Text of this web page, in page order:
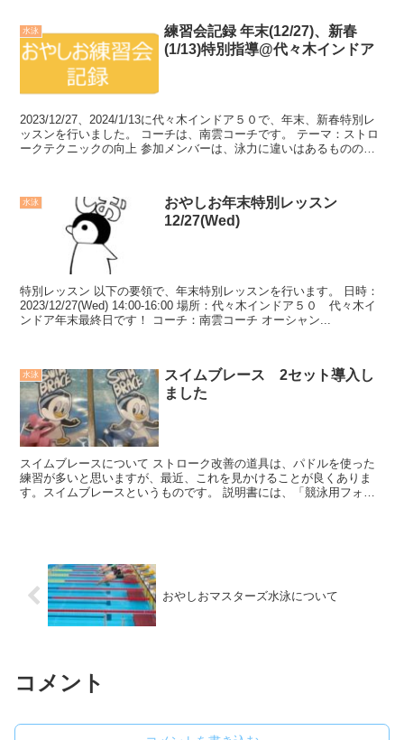
水泳
練習会記録 年末(12/27)、新春
(1/13)特別指導@代々木インドア
2023/12/27、2024/1/13に代々木インドア５０で、年末、新春特別レ
ッスンを行いました。 コーチは、南雲コーチです。 テーマ：ストロ
ークテクニックの向上 参加メンバーは、泳力に違いはあるものの、
水泳
おやしお年末特別レッスン
12/27(Wed)
特別レッスン 以下の要領で、年末特別レッスンを行います。 日時：
2023/12/27(Wed) 14:00-16:00 場所：代々木インドア５０ 代々木イ
ンドア年末最終日です！ コーチ：南雲コーチ オーシャン...
水泳
スイムブレース 2セット導入し
ました
スイムブレースについて ストローク改善の道具は、パドルを使った
練習が多いと思いますが、最近、これを見かけることが良くありま
す。スイムブレースというものです。 説明書には、「競泳用フォー
おやしおマスターズ水泳について
コメント